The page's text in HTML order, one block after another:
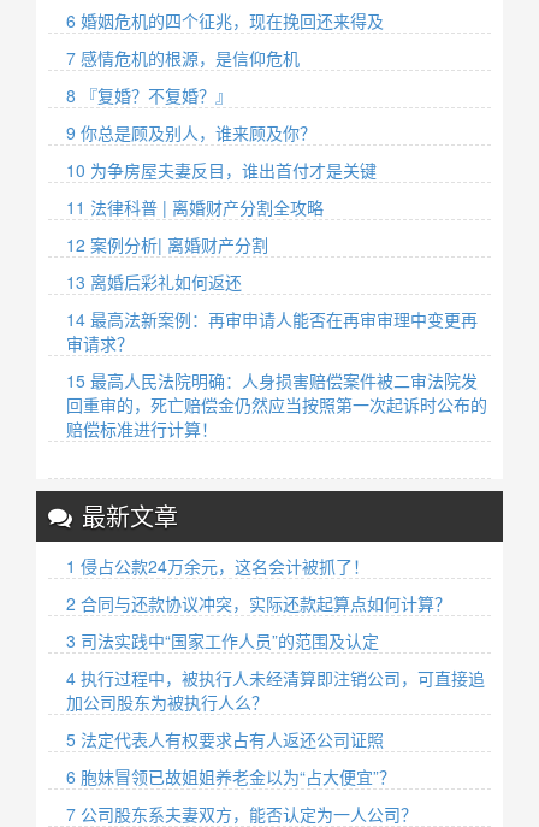
6 婚姻危机的四个征兆，现在挽回还来得及
7 感情危机的根源，是信仰危机
8 『复婚？不复婚？』
9 你总是顾及别人，谁来顾及你？ ​
10 为争房屋夫妻反目，谁出首付才是关键
11 法律科普 | 离婚财产分割全攻略
12 案例分析| 离婚财产分割
13 离婚后彩礼如何返还
14 最高法新案例：再审申请人能否在再审审理中变更再
审请求？
15 最高人民法院明确：人身损害赔偿案件被二审法院发
回重审的，死亡赔偿金仍然应当按照第一次起诉时公布的
赔偿标准进行计算！
最新文章
1 侵占公款24万余元，这名会计被抓了！
2 合同与还款协议冲突，实际还款起算点如何计算？
3 司法实践中“国家工作人员”的范围及认定
4 执行过程中，被执行人未经清算即注销公司，可直接追
加公司股东为被执行人么？
5 法定代表人有权要求占有人返还公司证照
6 胞妹冒领已故姐姐养老金以为“占大便宜”？
7 公司股东系夫妻双方，能否认定为一人公司？